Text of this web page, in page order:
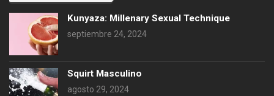
Kunyaza: Millenary Sexual Technique
septiembre 24, 2024
Squirt Masculino
agosto 29, 2024